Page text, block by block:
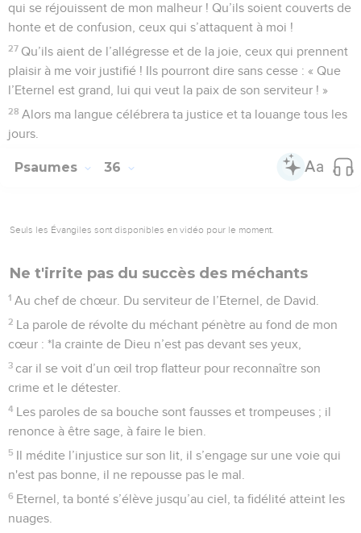
qui se réjouissent de mon malheur ! Qu’ils soient couverts de
honte et de confusion, ceux qui s’attaquent à moi !
27 Qu’ils aient de l’allégresse et de la joie, ceux qui prennent
plaisir à me voir justifié ! Ils pourront dire sans cesse : « Que
l’Eternel est grand, lui qui veut la paix de son serviteur ! »
28 Alors ma langue célébrera ta justice et ta louange tous les
jours.
Psaumes 36
Seuls les Évangiles sont disponibles en vidéo pour le moment.
Ne t'irrite pas du succès des méchants
1 Au chef de chœur. Du serviteur de l’Eternel, de David.
2 La parole de révolte du méchant pénètre au fond de mon
cœur : *la crainte de Dieu n’est pas devant ses yeux,
3 car il se voit d’un œil trop flatteur pour reconnaître son
crime et le détester.
4 Les paroles de sa bouche sont fausses et trompeuses ; il
renonce à être sage, à faire le bien.
5 Il médite l’injustice sur son lit, il s’engage sur une voie qui
n'est pas bonne, il ne repousse pas le mal.
6 Eternel, ta bonté s’élève jusqu’au ciel, ta fidélité atteint les
nuages.